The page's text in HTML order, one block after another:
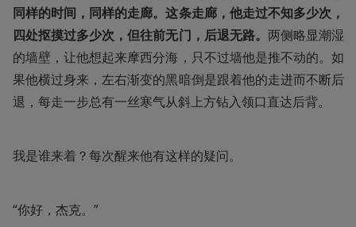
同样的时间，同样的走廊。这条走廊，他走过不知多少次，
四处抠摸过多少次，但往前无门，后退无路。 两侧略显潮湿
的墙壁，让他想起来摩西分海，只不过墙他是推不动的。如
果他横过身来，左右渐变的黑暗倒是跟着他的走进而不断后
退，每走一步总有一丝寒气从斜上方钻入领口直达后背。
我是谁来着？每次醒来他有这样的疑问。
“你好，杰克。”